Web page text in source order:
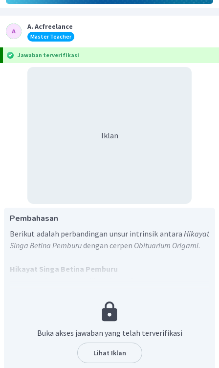
A. Acfreelance
Master Teacher
Jawaban terverifikasi
Iklan
Pembahasan
Berikut adalah perbandingan unsur intrinsik antara Hikayat
Singa Betina Pemburudengan cerpen Obituarium Origami.
Hikayat Singa Betina Pemburu
: kancil dan singa
Gaya bahasa : bersifat statis
: kebaikan akan dibalas dengan kebaikan dan
kejahatan akan dibalas dengan kejahatan.
Buka akses jawaban yang telah terverifikasi
Lihat Iklan